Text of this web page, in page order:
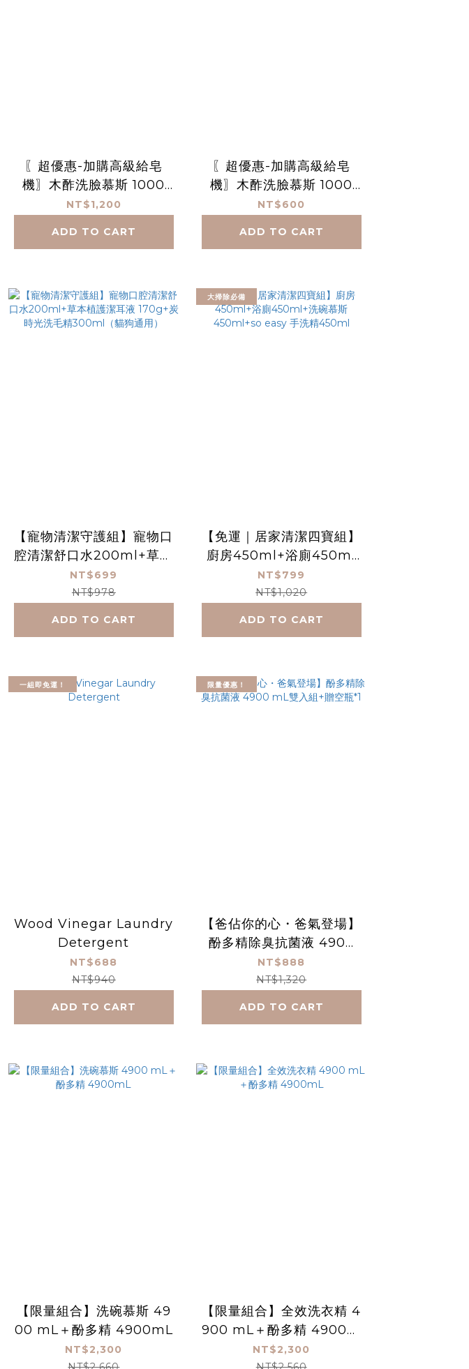
〖超優惠-加購高級給皂
機〗木酢洗臉慕斯 1000
mL*2
NT$1,200
ADD TO CART
〖超優惠-加購高級給皂
機〗木酢洗臉慕斯 1000
mL
NT$600
ADD TO CART
【寵物清潔守護組】寵物口
腔清潔舒口水200ml+草本
植護潔耳液 170g+炭時光
洗毛精300ml（貓狗通
NT$699
NT$978
ADD TO CART
大掃除必備
【免運｜居家清潔四寶組】
廚房450ml+浴廁450ml
+洗碗慕斯450ml+so eas
y 手洗精450ml
NT$799
NT$1,020
ADD TO CART
一組即免運！
Wood Vinegar Laundry
Detergent
NT$688
NT$940
ADD TO CART
限量優惠！
【爸佔你的心・爸氣登場】
酚多精除臭抗菌液 4900
mL雙入組+贈空瓶*1
NT$888
NT$1,320
ADD TO CART
【限量組合】洗碗慕斯 49
00 mL＋酚多精 4900mL
NT$2,300
【限量組合】全效洗衣精 4
900 mL＋酚多精 4900m
L
NT$2,300